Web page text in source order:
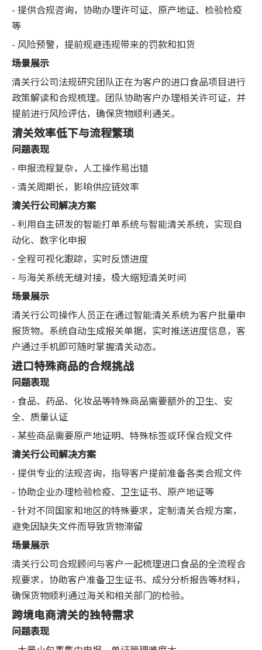
- 提供合规咨询，协助办理许可证、原产地证、检验检疫
等
- 风险预警，提前规避违规带来的罚款和扣货
场景展示
清关行公司法规研究团队正在为客户的进口食品项目进行
政策解读和合规梳理。团队协助客户办理相关许可证，并
提前进行风险评估，确保货物顺利通关。
清关效率低下与流程繁琐
问题表现
- 申报流程复杂，人工操作易出错
- 清关周期长，影响供应链效率
清关行公司解决方案
- 利用自主研发的智能打单系统与智能清关系统，实现自
动化、数字化申报
- 全程可视化跟踪，实时反馈进度
- 与海关系统无缝对接，极大缩短清关时间
场景展示
清关行公司操作人员正在通过智能清关系统为客户批量申
报货物。系统自动生成报关单据，实时推送进度信息，客
户通过手机即可随时掌握清关动态。
进口特殊商品的合规挑战
问题表现
- 食品、药品、化妆品等特殊商品需要额外的卫生、安
全、质量认证
- 某些商品需要原产地证明、特殊标签或环保合规文件
清关行公司解决方案
- 提供专业的法规咨询，指导客户提前准备各类合规文件
- 协助企业办理检验检疫、卫生证书、原产地证等
- 针对不同国家和地区的特殊要求，定制清关合规方案，
避免因缺失文件而导致货物滞留
场景展示
清关行公司合规顾问与客户一起梳理进口食品的全流程合
规要求，协助客户准备卫生证书、成分分析报告等材料，
确保货物顺利通过海关和相关部门的检验。
跨境电商清关的独特需求
问题表现